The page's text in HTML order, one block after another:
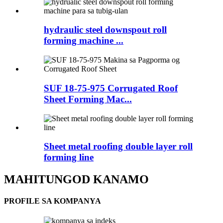
hydraulic steel downspout roll
forming machine ...
SUF 18-75-975 Corrugated Roof
Sheet Forming Mac...
Sheet metal roofing double layer roll
forming line
MAHITUNGOD KANAMO
PROFILE SA KOMPANYA